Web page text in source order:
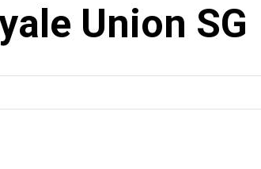
Union SG